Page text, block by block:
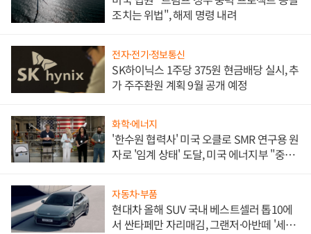
조치는 위법", 해제 명령 내려
전자·전기·정보통신
SK하이닉스 1주당 375원 현금배당 실시, 추
가 주주환원 계획 9월 공개 예정
화학·에너지
'한수원 협력사' 미국 오클로 SMR 연구용 원
자로 '임계 상태' 도달, 미국 에너지부 "중요
자동차·부품
현대차 올해 SUV 국내 베스트셀러 톱10에
서 싼타페만 자리매김, 그랜저·아반떼 '세단